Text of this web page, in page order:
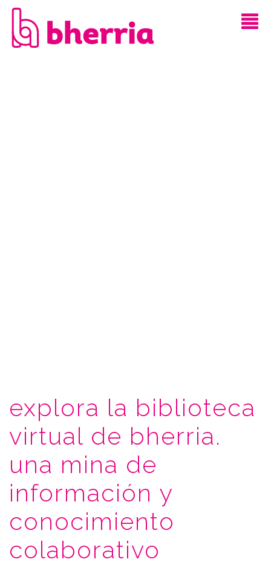
explora la biblioteca
virtual de bherria.
una mina de
información y
conocimiento
colaborativo